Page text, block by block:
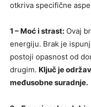
otkriva specifične
1 – Moć i strast: Ovaj
energiju. Brak je
postoji opasnost od
drugim. Ključ je
međusobne suradnje.